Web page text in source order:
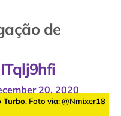
de
20, 2020
Turbo. Foto via: @Nmixer18